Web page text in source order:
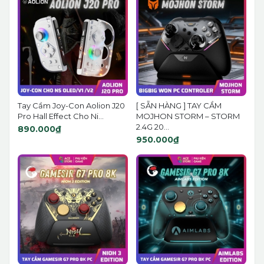
Tay Cầm Joy-Con Aolion J20
Pro Hall Effect Cho Ni...
890.000₫
[ SẴN HÀNG ] TAY CẦM
MOJHON STORM – STORM
2.4G 20...
950.000₫